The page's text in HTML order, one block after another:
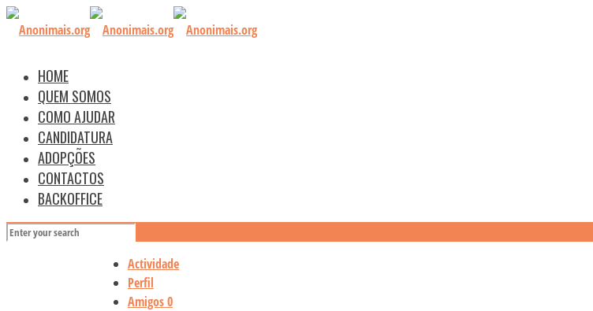
HOME
QUEM SOMOS
COMO AJUDAR
CANDIDATURA
ADOPÇÕES
CONTACTOS
BACKOFFICE
Actividade
Perfil
Amigos0